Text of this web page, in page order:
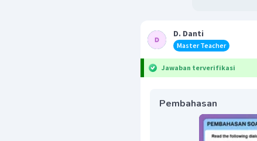
D. Danti
Master Teacher
Jawaban terverifikasi
Pembahasan